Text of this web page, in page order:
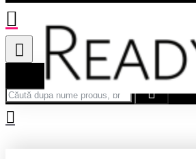
Căută după nume produs, brand...